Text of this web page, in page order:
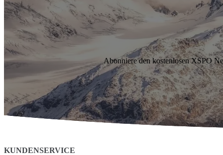
Abonniere den kostenlosen XSPO
KUNDENSERVICE